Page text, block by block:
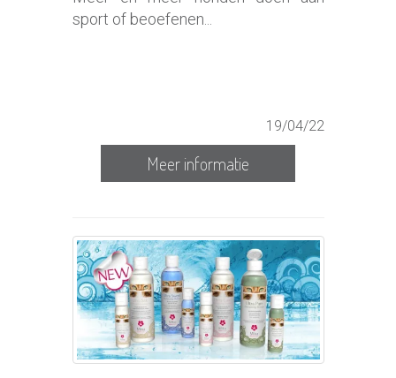
sport of beoefenen...
19/04/22
Meer informatie